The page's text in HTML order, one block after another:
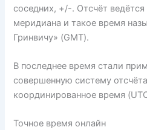
соседних, +/-. Отсчёт ведётся
меридиана и такое время
Гринвичу» (GMT).
В последнее время стали
совершенную систему
координированное время
Точное время онлайн